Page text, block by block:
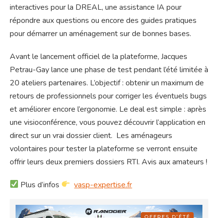
interactives pour la DREAL, une assistance IA pour
répondre aux questions ou encore des guides pratiques
pour démarrer un aménagement sur de bonnes bases.
Avant le lancement officiel de la plateforme, Jacques
Petrau-Gay lance une phase de test pendant l’été limitée à
20 ateliers partenaires. L’objectif : obtenir un maximum de
retours de professionnels pour corriger les éventuels bugs
et améliorer encore l’ergonomie. Le deal est simple : après
une visioconférence, vous pouvez découvrir l’application en
direct sur un vrai dossier client. Les aménageurs
volontaires pour tester la plateforme se verront ensuite
offrir leurs deux premiers dossiers RTI. Avis aux amateurs !
Plus d’infos vasp-expertise.fr